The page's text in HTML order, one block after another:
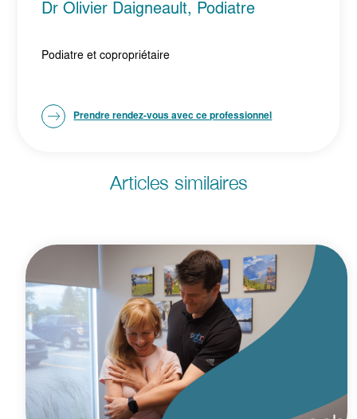
Dr Olivier Daigneault, Podiatre
Podiatre et copropriétaire
Prendre rendez-vous avec ce professionnel
Articles similaires